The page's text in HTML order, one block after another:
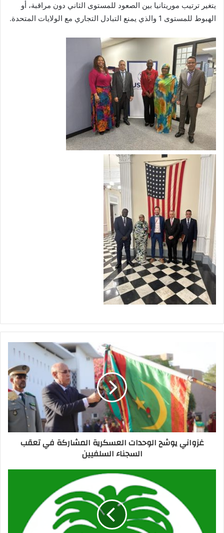
يتغير ترتيب موريتانيا بين الصعود للمستوى الثاني دون مراقبة، أو
الهبوط للمستوى 1 والذي يمنع التبادل التجاري مع الولايات المتحدة.
غزواني يوشح الوحدات العسكرية المشاركة في تعقب
السجناء السلفيين